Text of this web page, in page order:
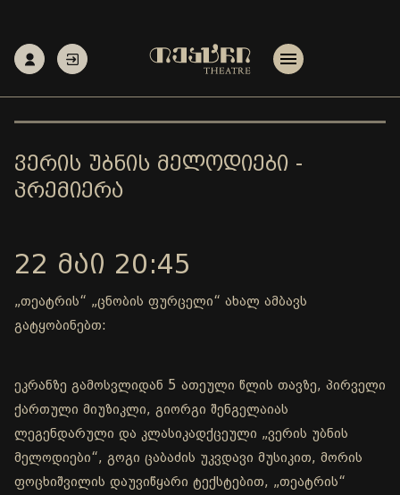
ᲕᲔᲠᲘᲡ ᲣᲑᲜᲘᲡ ᲛᲔᲚᲝᲓᲘᲔᲑᲘ -
ᲞᲠᲔᲛᲘᲔᲠᲐ
22 ᲛᲐᲘ 20:45
„თეატრის“ „ცნობის ფურცელი“ ახალ ამბავს
გატყობინებთ:
ეკრანზე გამოსვლიდან 5 ათეული წლის თავზე, პირველი
ქართული მიუზიკლი, გიორგი შენგელაიას
ლეგენდარული და კლასიკადქცეული „ვერის უბნის
მელოდიები“, გოგი ცაბაძის უკვდავი მუსიკით, მორის
ფოცხიშვილის დაუვიწყარი ტექსტებით, „თეატრის“